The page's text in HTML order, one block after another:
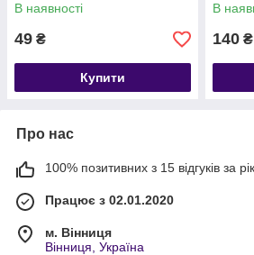
В наявності
49 ₴
Купити
В
140 ₴
Про нас
100% позитивних з 15 відгуків за рік
Працює з 02.01.2020
м. Вінниця
Вінниця, Україна